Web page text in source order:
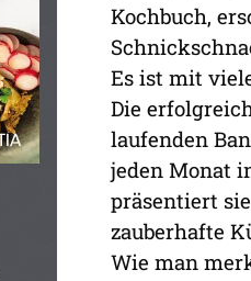
Kochbuch,
Es ist mit
Die
laufenden
jeden Monat
präsentiert
zauberhafte
Wie man